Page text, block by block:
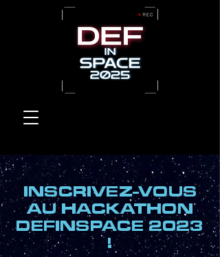
INSCRIVEZ-VOUS
AU HACKATHON
DEFINSPACE 2023
!